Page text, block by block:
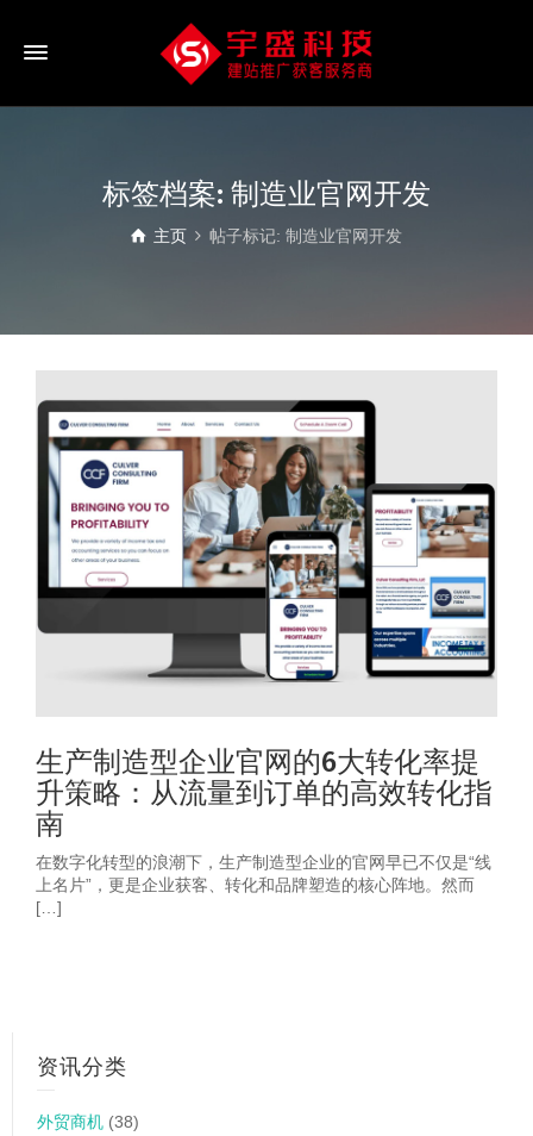
标签档案: 制造业官网开发
主页 帖子标记: 制造业官网开发
生产制造型企业官网的6大转化率提
升策略：从流量到订单的高效转化指
南
在数字化转型的浪潮下，生产制造型企业的官网早已不仅是“线
上名片”，更是企业获客、转化和品牌塑造的核心阵地。然而
[…]
资讯分类
外贸商机 (38)